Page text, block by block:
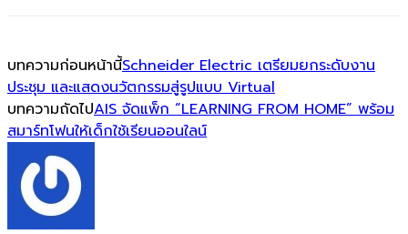
บทความก่อนหน้านี้Schneider Electric เตรียมยกระดับงาน
ประชุม และแสดงนวัตกรรมสู่รูปแบบ Virtual
บทความถัดไปAIS จัดแพ็ก “LEARNING FROM HOME” พร้อม
สมาร์ทโฟนให้เด็กใช้เรียนออนใลน์